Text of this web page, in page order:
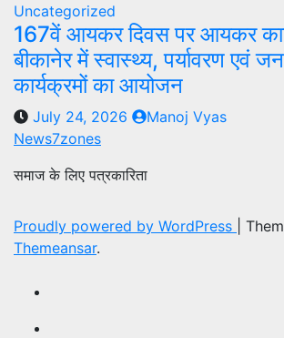
Uncategorized
167वें आयकर दिवस पर आयकर
बीकानेर में स्वास्थ्य, पर्यावरण एवं
कार्यक्रमों का आयोजन
July 24, 2026
Manoj Vyas
News7zones
समाज के लिए पत्रकारिता
Proudly powered by WordPress
Themeansar.